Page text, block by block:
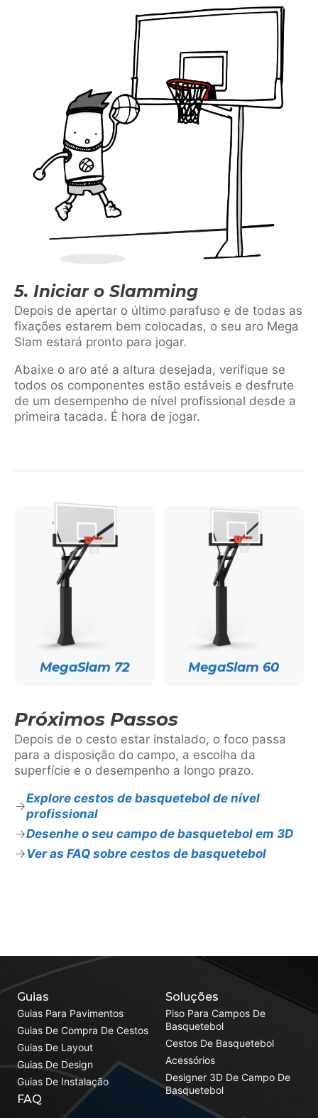
5. Iniciar o Slamming
Depois de apertar o último parafuso e de todas as
fixações estarem bem colocadas, o seu aro Mega
Slam estará pronto para jogar.
Abaixe o aro até a altura desejada, verifique se
todos os componentes estão estáveis e desfrute
de um desempenho de nível profissional desde a
primeira tacada. É hora de jogar.
MegaSlam 72 MegaSlam 60
Próximos Passos
Depois de o cesto estar instalado, o foco passa
para a disposição do campo, a escolha da
superfície e o desempenho a longo prazo.
Explore cestos de basquetebol de nível
profissional
Desenhe o seu campo de basquetebol em 3D
Ver as FAQ sobre cestos de basquetebol
Soluções
Piso Para Campos De
Basquetebol
Cestos De Basquetebol
Acessórios
Designer 3D De Campo De
Basquetebol
Guias
Guias Para Pavimentos
Guias De Compra De Cestos
Guias De Layout
Guias De Design
Guias De Instalação
FAQ